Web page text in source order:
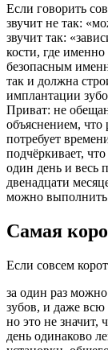
Если говорить
звучит не так:
звучит так:
кости, где именно
безопасным
так и должна
имплантации
Приват: не
объяснением, что
потребует
подчёркивает,
один день и весь
двенадцати
можно выполнить
Самая
Если совсем
за один раз
зубов, и даже
но это не значит,
день одинаково